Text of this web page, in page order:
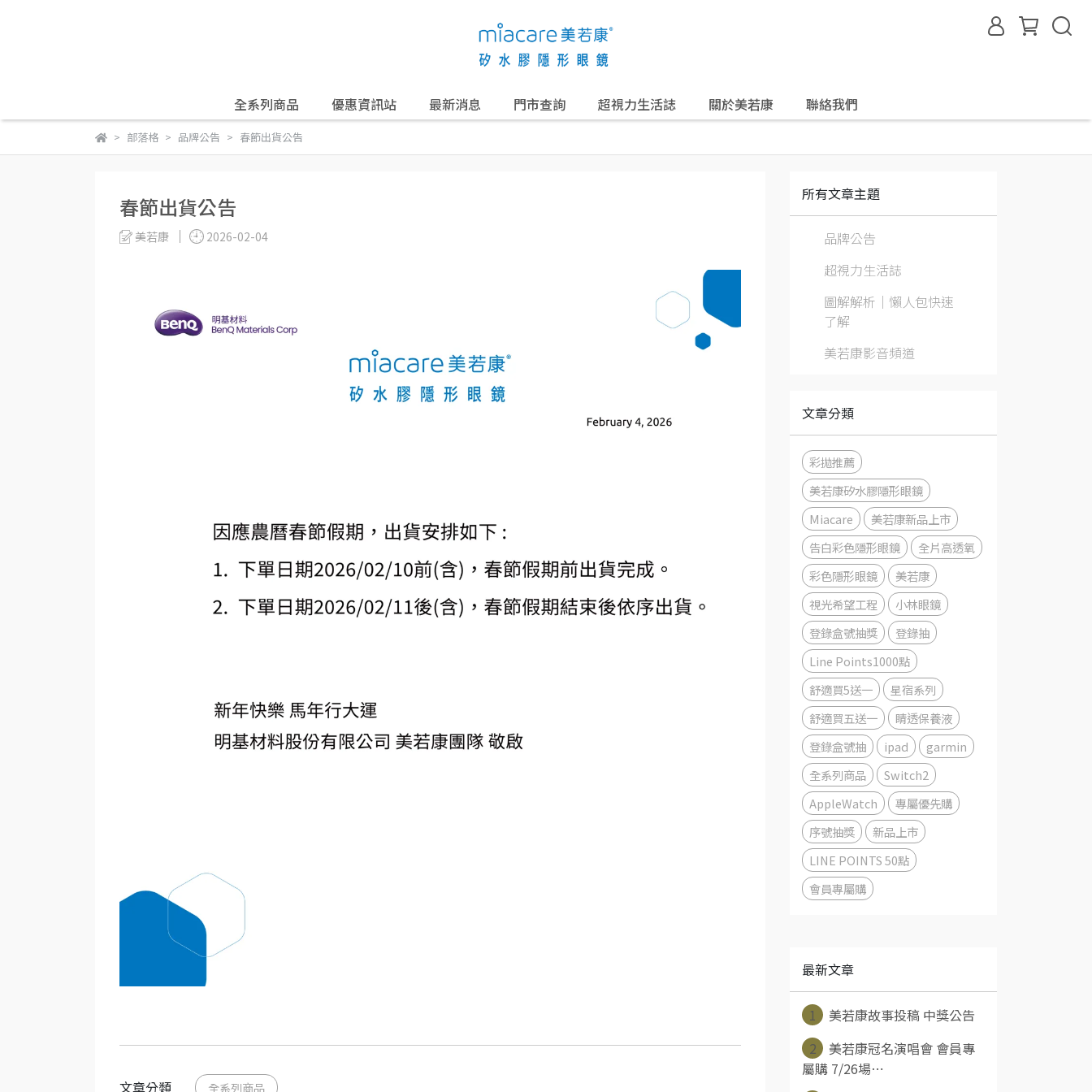
全系列商品 優惠資訊站 最新消息 門市查詢 超視力生活誌 關於美若康 聯絡我們
部落格 品牌公告 春節出貨公告
春節出貨公告
美若康 2026-02-04
文章分類 全系列商品
所有文章主題
品牌公告
超視力生活誌
圖解解析｜懶人包快速
了解
美若康影音頻道
文章分類
彩拋推薦
美若康矽水膠隱形眼鏡
Miacare
美若康新品上市
告白彩色隱形眼鏡
全片高透氧
彩色隱形眼鏡
美若康
視光希望工程
小林眼鏡
登錄盒號抽獎
登錄抽
Line Points1000點
舒適買5送一
星宿系列
舒適買五送一
睛透保養液
登錄盒號抽
ipad
garmin
全系列商品
Switch2
AppleWatch
專屬優先購
序號抽獎
新品上市
LINE POINTS 50點
會員專屬購
最新文章
1
美若康故事投稿 中獎公告
2
美若康冠名演唱會 會員專
屬購 7/26場⋯